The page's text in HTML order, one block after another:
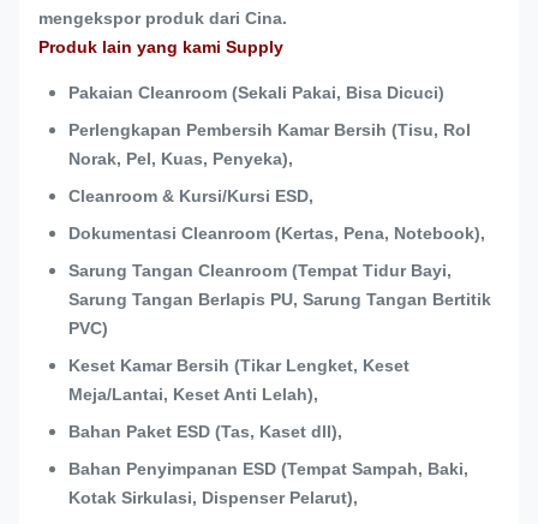
mengekspor produk dari Cina.
Produk lain yang kami Supply
Pakaian Cleanroom (Sekali Pakai, Bisa Dicuci)
Perlengkapan Pembersih Kamar Bersih (Tisu, Rol
Norak, Pel, Kuas, Penyeka),
Cleanroom & Kursi/Kursi ESD,
Dokumentasi Cleanroom (Kertas, Pena, Notebook),
Sarung Tangan Cleanroom (Tempat Tidur Bayi,
Sarung Tangan Berlapis PU, Sarung Tangan Bertitik
PVC)
Keset Kamar Bersih (Tikar Lengket, Keset
Meja/Lantai, Keset Anti Lelah),
Bahan Paket ESD (Tas, Kaset dll),
Bahan Penyimpanan ESD (Tempat Sampah, Baki,
Kotak Sirkulasi, Dispenser Pelarut),